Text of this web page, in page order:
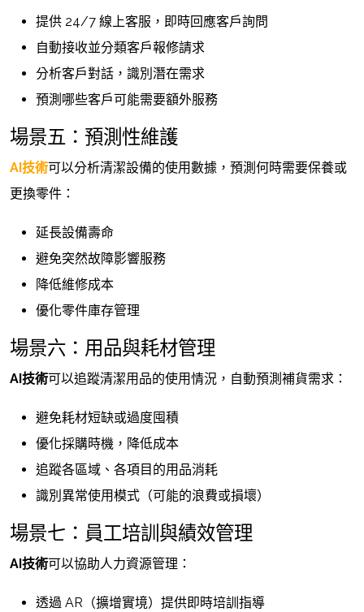
提供 24/7 線上客服，即時回應客戶詢問
自動接收並分類客戶報修請求
分析客戶對話，識別潛在需求
預測哪些客戶可能需要額外服務
場景五：預測性維護
AI技術可以分析清潔設備的使用數據，預測何時需要保養或
更換零件：
延長設備壽命
避免突然故障影響服務
降低維修成本
優化零件庫存管理
場景六：用品與耗材管理
AI技術可以追蹤清潔用品的使用情況，自動預測補貨需求：
避免耗材短缺或過度囤積
優化採購時機，降低成本
追蹤各區域、各項目的用品消耗
識別異常使用模式（可能的浪費或損壞）
場景七：員工培訓與績效管理
AI技術可以協助人力資源管理：
透過 AR（擴增實境）提供即時培訓指導